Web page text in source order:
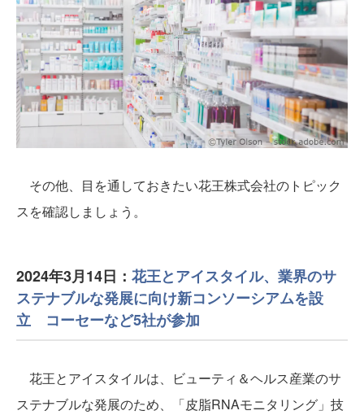
その他、目を通しておきたい花王株式会社のトピック
スを確認しましょう。
2024年3月14日： 花王とアイスタイル、業界のサ
ステナブルな発展に向け新コンソーシアムを設
立 コーセーなど5社が参加
花王とアイスタイルは、ビューティ＆ヘルス産業のサ
ステナブルな発展のため、「皮脂RNAモニタリング」技